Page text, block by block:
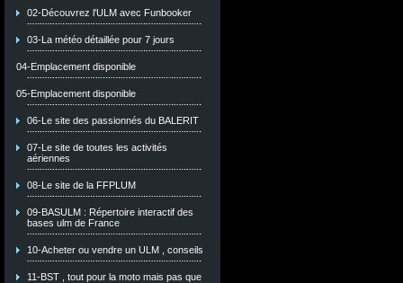
02-Découvrez l'ULM avec Funbooker
03-La météo détaillée pour 7 jours
04-Emplacement disponible
05-Emplacement disponible
06-Le site des passionnés du BALERIT
07-Le site de toutes les activités
aériennes
08-Le site de la FFPLUM
09-BASULM : Répertoire interactif des
bases ulm de France
10-Acheter ou vendre un ULM , conseils
11-BST , tout pour la moto mais pas que